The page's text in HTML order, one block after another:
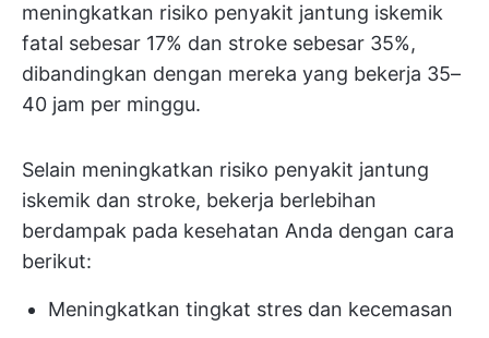
meningkatkan risiko penyakit jantung iskemik
fatal sebesar 17% dan stroke sebesar 35%,
dibandingkan dengan mereka yang bekerja 35–
40 jam per minggu.
Selain meningkatkan risiko penyakit jantung
iskemik dan stroke, bekerja berlebihan
berdampak pada kesehatan Anda dengan cara
berikut:
Meningkatkan tingkat stres dan kecemasan